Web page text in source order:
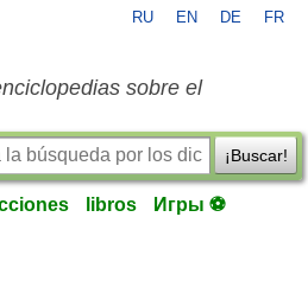
RU EN DE FR
sobre el
¡Buscar!
libros Игры ⚽